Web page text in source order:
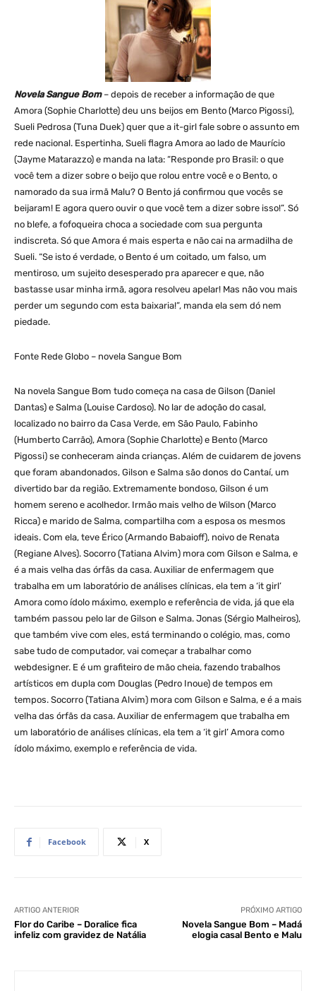
Novela Sangue Bom – depois de receber a informação de que
Amora (Sophie Charlotte) deu uns beijos em Bento (Marco Pigossi),
Sueli Pedrosa (Tuna Duek) quer que a it-girl fale sobre o assunto em
rede nacional. Espertinha, Sueli flagra Amora ao lado de Maurício
(Jayme Matarazzo) e manda na lata: “Responde pro Brasil: o que
você tem a dizer sobre o beijo que rolou entre você e o Bento, o
namorado da sua irmã Malu? O Bento já confirmou que vocês se
beijaram! E agora quero ouvir o que você tem a dizer sobre isso!”. Só
no blefe, a fofoqueira choca a sociedade com sua pergunta
indiscreta. Só que Amora é mais esperta e não cai na armadilha de
Sueli. “Se isto é verdade, o Bento é um coitado, um falso, um
mentiroso, um sujeito desesperado pra aparecer e que, não
bastasse usar minha irmã, agora resolveu apelar! Mas não vou mais
perder um segundo com esta baixaria!”, manda ela sem dó nem
piedade.
Fonte Rede Globo – novela Sangue Bom
Na novela Sangue Bom tudo começa na casa de Gilson (Daniel
Dantas) e Salma (Louise Cardoso). No lar de adoção do casal,
localizado no bairro da Casa Verde, em São Paulo, Fabinho
(Humberto Carrão), Amora (Sophie Charlotte) e Bento (Marco
Pigossi) se conheceram ainda crianças. Além de cuidarem de jovens
que foram abandonados, Gilson e Salma são donos do Cantaí, um
divertido bar da região. Extremamente bondoso, Gilson é um
homem sereno e acolhedor. Irmão mais velho de Wilson (Marco
Ricca) e marido de Salma, compartilha com a esposa os mesmos
ideais. Com ela, teve Érico (Armando Babaioff), noivo de Renata
(Regiane Alves). Socorro (Tatiana Alvim) mora com Gilson e Salma, e
é a mais velha das órfãs da casa. Auxiliar de enfermagem que
trabalha em um laboratório de análises clínicas, ela tem a ‘it girl’
Amora como ídolo máximo, exemplo e referência de vida, já que ela
também passou pelo lar de Gilson e Salma. Jonas (Sérgio Malheiros),
que também vive com eles, está terminando o colégio, mas, como
sabe tudo de computador, vai começar a trabalhar como
webdesigner. E é um grafiteiro de mão cheia, fazendo trabalhos
artísticos em dupla com Douglas (Pedro Inoue) de tempos em
tempos. Socorro (Tatiana Alvim) mora com Gilson e Salma, e é a mais
velha das órfãs da casa. Auxiliar de enfermagem que trabalha em
um laboratório de análises clínicas, ela tem a ‘it girl’ Amora como
ídolo máximo, exemplo e referência de vida.
Facebook X
ARTIGO ANTERIOR
Flor do Caribe – Doralice fica
infeliz com gravidez de Natália
PRÓXIMO ARTIGO
Novela Sangue Bom – Madá
elogia casal Bento e Malu